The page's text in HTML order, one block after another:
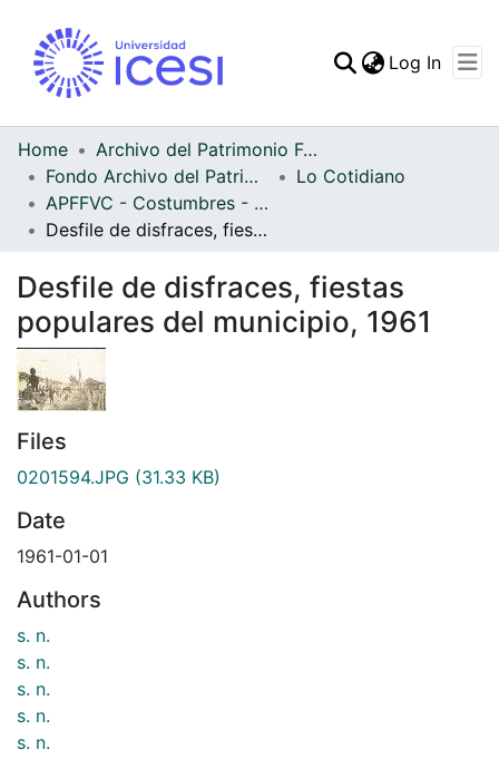
Statistics
Log In
Home
Archivo del Patrimonio Fotográfico y Fílmico del Valle del Cauca
Fondo Archivo del Patrimonio Fotográfico y Fílmico del Valle del Cauca
Lo Cotidiano
APFFVC - Costumbres - Patrimonial
Desfile de disfraces, fiestas populares del municipio, 1961
Desfile de disfraces, fiestas
populares del municipio, 1961
Files
0201594.JPG (31.33 KB)
Date
1961-01-01
Authors
s. n.
s. n.
s. n.
s. n.
s. n.